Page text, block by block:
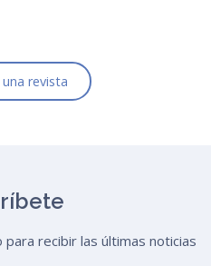
revista
recibir las últimas noticias